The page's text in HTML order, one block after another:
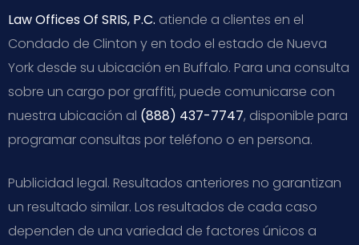
Law Offices Of SRIS, P.C. atiende a clientes en el
Condado de Clinton y en todo el estado de Nueva
York desde su ubicación en Buffalo. Para una consulta
sobre un cargo por graffiti, puede comunicarse con
nuestra ubicación al (888) 437-7747, disponible para
programar consultas por teléfono o en persona.
Publicidad legal. Resultados anteriores no garantizan
un resultado similar. Los resultados de cada caso
dependen de una variedad de factores únicos a